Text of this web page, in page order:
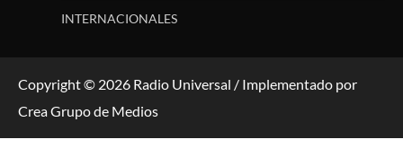
INTERNACIONALES
Copyright © 2026 Radio Universal / Implementado por
Crea Grupo de Medios